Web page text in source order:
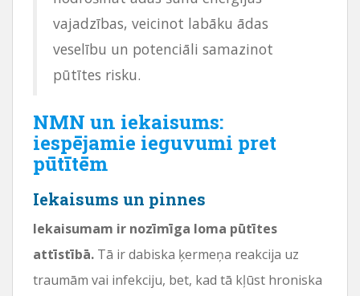
vajadzības, veicinot labāku ādas
veselību un potenciāli samazinot
pūtītes risku.
NMN un iekaisums:
iespējamie ieguvumi pret
pūtītēm
Iekaisums un pinnes
Iekaisumam ir nozīmīga loma pūtītes
attīstībā. Tā ir dabiska ķermeņa reakcija uz
traumām vai infekciju, bet, kad tā kļūst hroniska